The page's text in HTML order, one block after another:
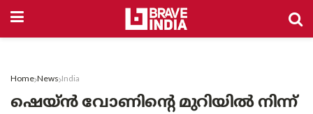
Home News India
ഷെയ്ൻ വോണിന്റെ മുറിയിൽ നിന്ന്